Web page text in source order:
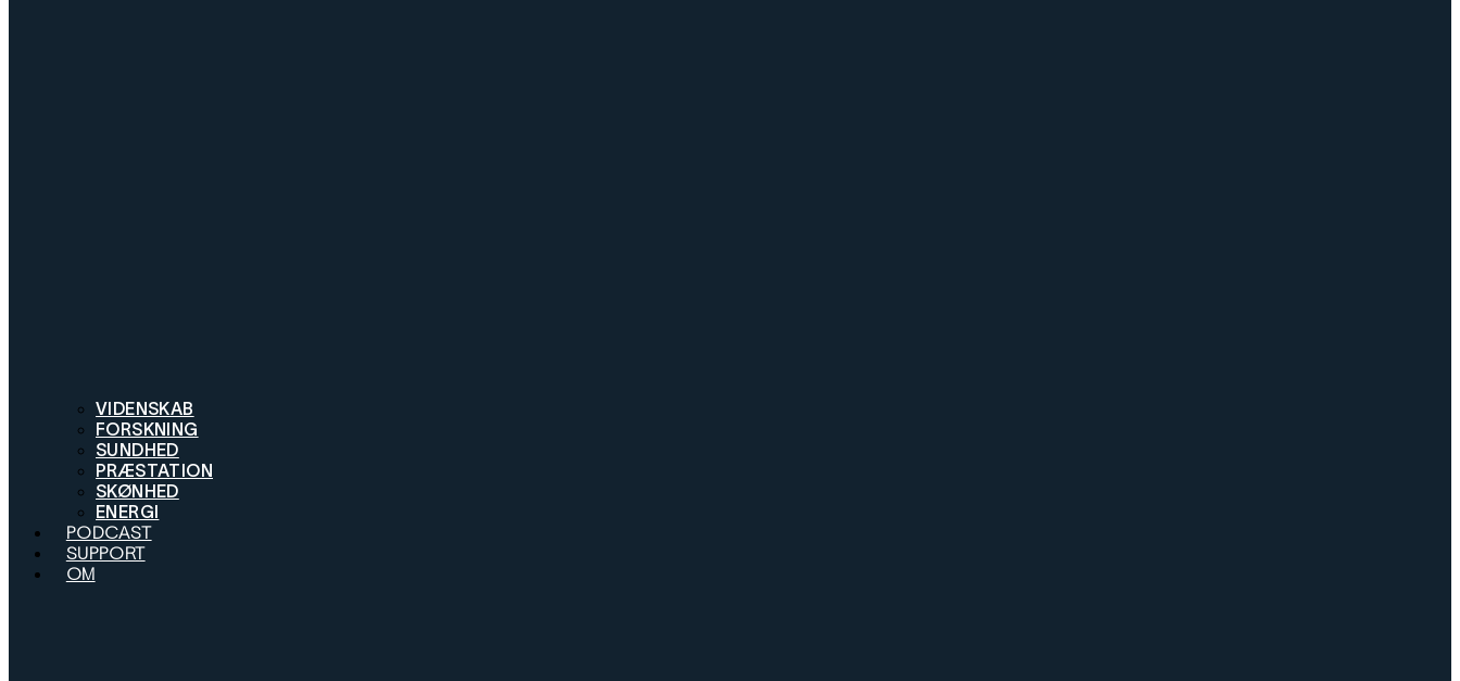
VIDENSKAB
FORSKNING
SUNDHED
PRÆSTATION
SKØNHED
ENERGI
PODCAST
SUPPORT
OM